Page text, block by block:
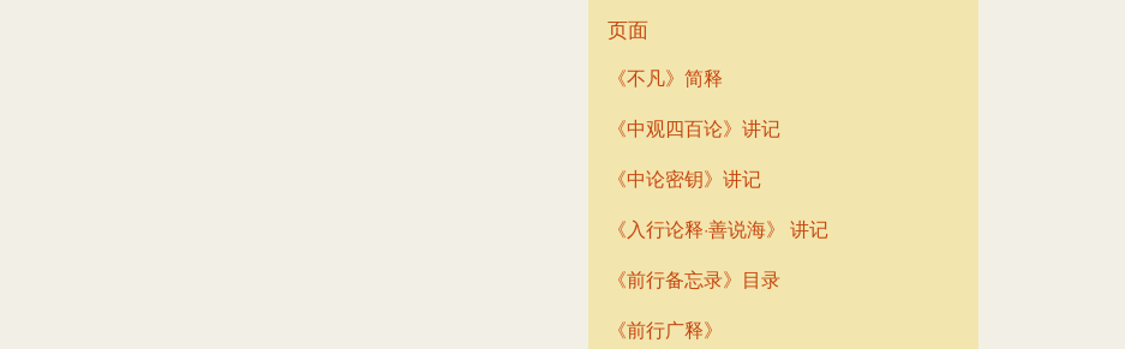
页面
《不凡》简释
《中观四百论》讲记
《中论密钥》讲记
《入行论释·善说海》 讲记
《前行备忘录》目录
《前行广释》